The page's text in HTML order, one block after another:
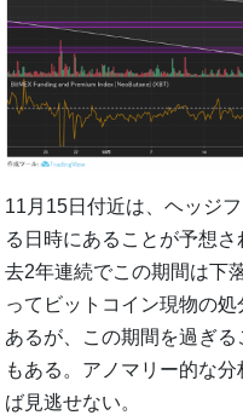
11月15日付近は、ヘッジ
る日時にあることが予想
去2年連続でこの期間は下
ってビットコイン現物の
あるが、この期間を過ぎ
もある。アノマリー的な
ば見逃せない。